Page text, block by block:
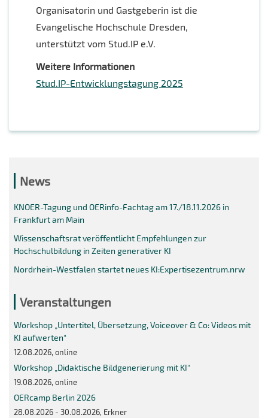
Organisatorin und Gastgeberin ist die
Evangelische Hochschule Dresden,
unterstützt vom Stud.IP e.V.
Weitere Informationen
Stud.IP-Entwicklungstagung 2025
News
KNOER-Tagung und OERinfo-Fachtag am 17./18.11.2026 in
Frankfurt am Main
Wissenschaftsrat veröffentlicht Empfehlungen zur
Hochschulbildung in Zeiten generativer KI
Nordrhein-Westfalen startet neues KI:Expertisezentrum.nrw
Veranstaltungen
Workshop „Untertitel, Übersetzung, Voiceover & Co: Videos mit
KI aufwerten“
12.08.2026, online
Workshop „Didaktische Bildgenerierung mit KI“
19.08.2026, online
OERcamp Berlin 2026
28.08.2026 - 30.08.2026, Erkner